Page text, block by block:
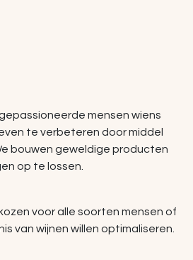
mensen wiens
te verbeteren door middel
bouwen geweldige producten
op te lossen.
voor alle soorten mensen of
van wijnen willen optimaliseren.